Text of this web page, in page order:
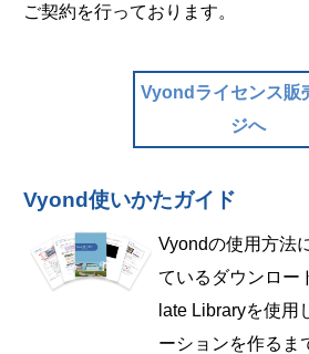
ご契約を行っております。
Vyondライセンス販
ジへ
Vyond使いかたガイド
Vyondの使用方法
ているダウンロー
late Libraryを使用
ーションを作るま